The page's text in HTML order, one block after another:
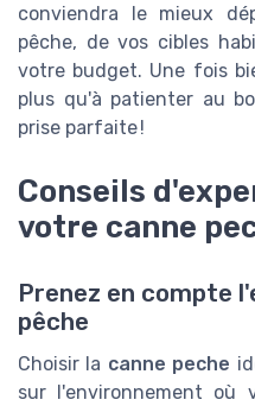
conviendra le mieux
pêche, de vos cibles
votre budget. Une fois
plus qu'à patienter au
prise parfaite !
Conseils
votre canne
Prenez en compte
pêche
Choisir la canne peche
sur l'environnement où